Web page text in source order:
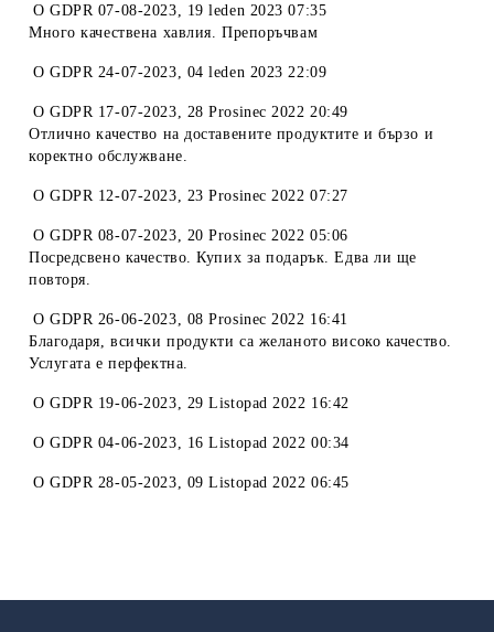
OGDPR 07-08-2023, 19 leden 2023 07:35
Много качествена хавлия. Препоръчвам
OGDPR 24-07-2023, 04 leden 2023 22:09
OGDPR 17-07-2023, 28 Prosinec 2022 20:49
Отлично качество на доставените продуктите и бързо и
коректно обслужване.
OGDPR 12-07-2023, 23 Prosinec 2022 07:27
OGDPR 08-07-2023, 20 Prosinec 2022 05:06
Посредсвено качество. Купих за подарък. Едва ли ще
повторя.
OGDPR 26-06-2023, 08 Prosinec 2022 16:41
Благодаря, всички продукти са желаното високо качество.
Услугата е перфектна.
OGDPR 19-06-2023, 29 Listopad 2022 16:42
OGDPR 04-06-2023, 16 Listopad 2022 00:34
OGDPR 28-05-2023, 09 Listopad 2022 06:45